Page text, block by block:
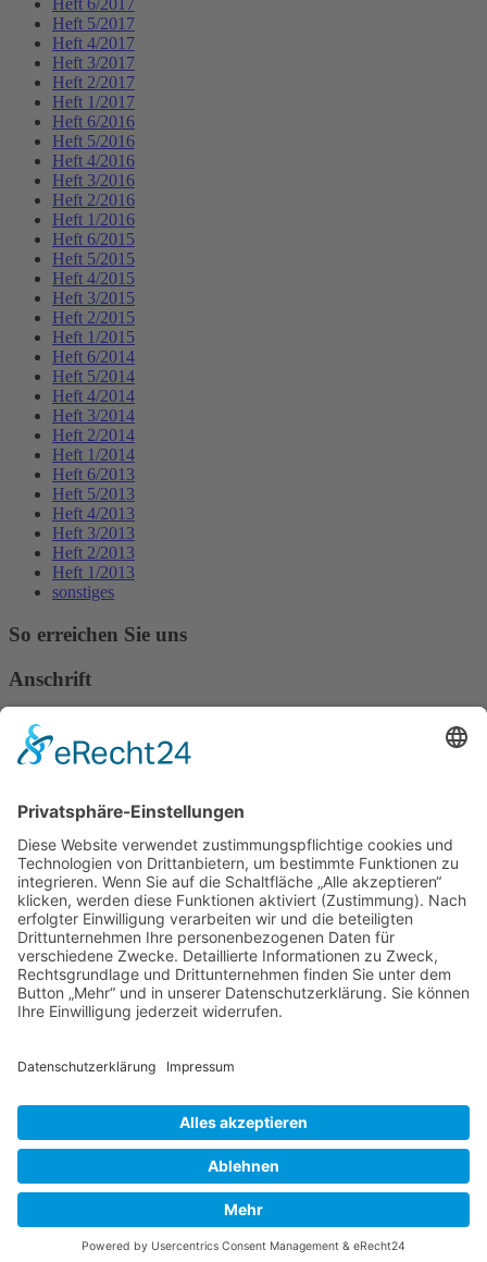
Heft 6/2017
Heft 5/2017
Heft 4/2017
Heft 3/2017
Heft 2/2017
Heft 1/2017
Heft 6/2016
Heft 5/2016
Heft 4/2016
Heft 3/2016
Heft 2/2016
Heft 1/2016
Heft 6/2015
Heft 5/2015
Heft 4/2015
Heft 3/2015
Heft 2/2015
Heft 1/2015
Heft 6/2014
Heft 5/2014
Heft 4/2014
Heft 3/2014
Heft 2/2014
Heft 1/2014
Heft 6/2013
Heft 5/2013
Heft 4/2013
Heft 3/2013
Heft 2/2013
Heft 1/2013
sonstiges
So erreichen Sie uns
Anschrift
Verband Deutscher Tierheilpraktiker e.V.
Verbandsverwaltung
Am Rosenbraken 12
E-Mail
Diese E-Mail-Adresse ist vor Spambots geschützt! Zur Anzeige
muss JavaScript eingeschaltet sein!
Diese E-Mail-Adresse ist vor Spambots geschützt! Zur Anzeige
muss JavaScript eingeschaltet sein!
Telefon Service-Team
Tel: 0261-1349 5200
Tel: 0172-546 19 20
Datenschutzerklärung
Der Gesundheitsverband für Tiertherapeuten
VDT bei Facebook